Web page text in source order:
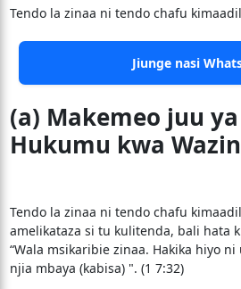
Tendo la zinaa ni tendo chafu
Jiunge nasi
(a) Makemeo juu
Hukumu kwa
Tendo la zinaa ni tendo chafu
amelikataza si tu kulitenda, bali hata
“Wala msikaribie zinaa. Hakika hiyo
njia mbaya (kabisa) ". (1 7:32)